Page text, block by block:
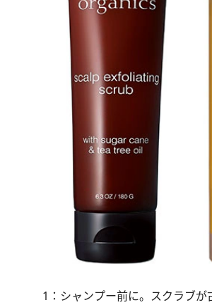
1：シャンプー前に。スクラブ